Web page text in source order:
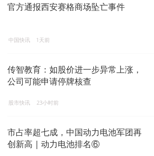
官方通报西安赛格商场坠亡事件
中国快讯 1天前
传智教育：如股价进一步异常上涨，
公司可能申请停牌核查
股市快讯 23小时前
市占率超七成，中国动力电池军团再
创新高 | 动力电池排名⑥